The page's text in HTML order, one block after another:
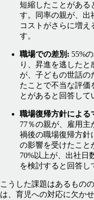
短縮したことがある
す。同率の親が、出
コストがさらに増え
す。
職場での差別: 55%
り、昇進を逃したと
が、子どもの世話の
たことで不当な評価
とがあると回答して
職場復帰方針による
77％の親が、雇用主
禍後の職場復帰方針
の影響を受けたこと
70%以上が、出社日
を検討すると回答し
こうした課題はあるもの
は、育児への対応に欠か